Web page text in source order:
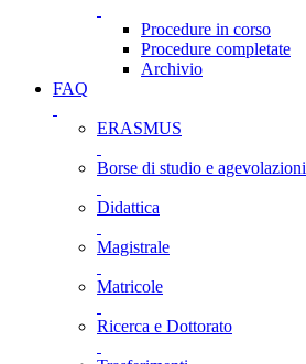
Procedure in corso
Procedure completate
Archivio
FAQ
ERASMUS
Borse di studio e agevolazioni
Didattica
Magistrale
Matricole
Ricerca e Dottorato